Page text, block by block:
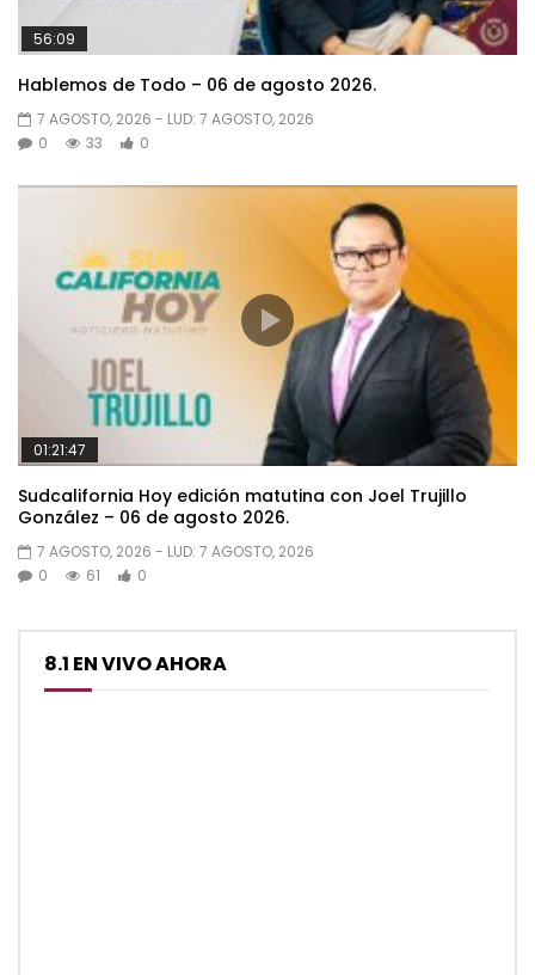
56:09
Hablemos de Todo – 06 de agosto 2026.
7 AGOSTO, 2026 - LUD: 7 AGOSTO, 2026
0
33 0
01:21:47
Sudcalifornia Hoy edición matutina con Joel Trujillo
González – 06 de agosto 2026.
7 AGOSTO, 2026 - LUD: 7 AGOSTO, 2026
0
61 0
8.1 EN VIVO AHORA